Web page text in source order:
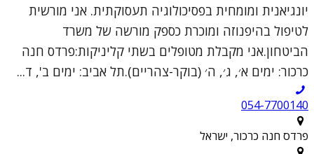
יונגיאנית ומומחית בפסיכולוגיה תעסוקתית. אני מורשית
לטיפול בהיפנוזה ומוכרת כספק מורשה של משרד
הביטחון.אני מקבלת מטופלים בשתי קליניקות:פרדס חנה
כרכור: ימים א׳, ג׳, ה׳ (בוקר-צהריים).תל אביב: ימים ב', ד...
054-7700140
פרדס חנה כרכור, ישראל